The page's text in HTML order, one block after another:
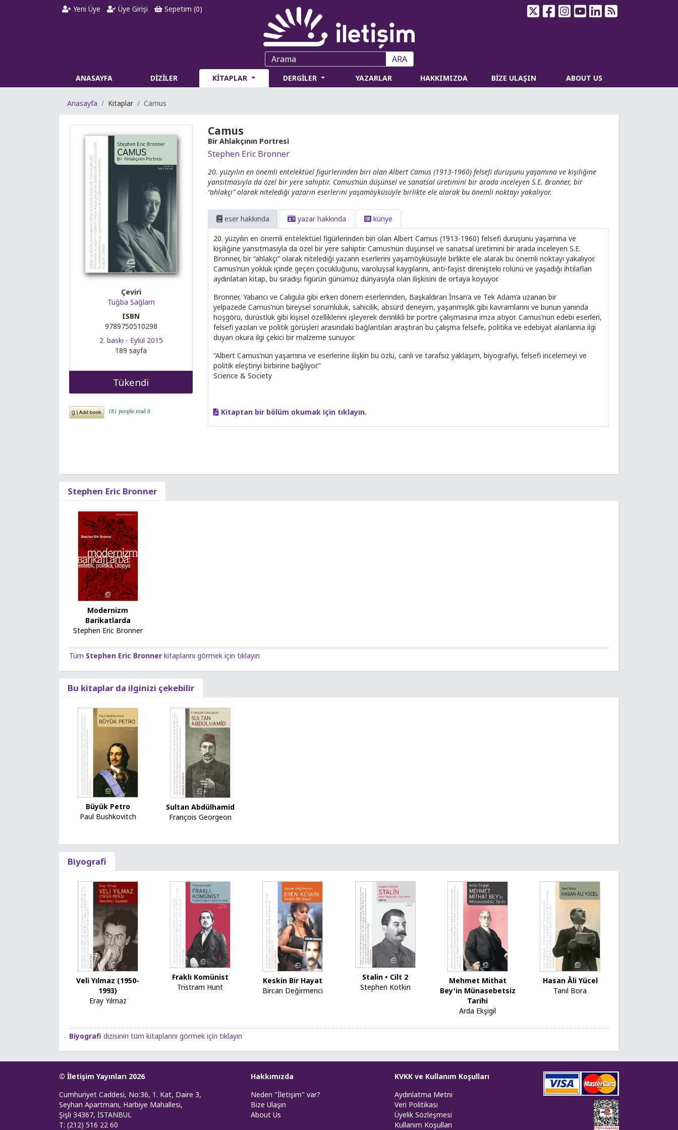
Yeni Üye Üye Girişi Sepetim (0)
ARA
ANASAYFA DİZİLER KİTAPLAR DERGİLER YAZARLAR HAKKIMIZDA BİZE ULAŞIN ABOUT US
Anasayfa Kitaplar Camus
Çeviri
Tuğba Sağlam
ISBN
9789750510298
2. baskı - Eylül 2015
189 sayfa
Tükendi
Camus
Bir Ahlakçının Portresi
Stephen Eric Bronner
20. yüzyılın en önemli entelektüel figürlerinden biri olan Albert Camus (1913-1960) felsefi duruşunu yaşamına ve kişiliğine
yansıtmasıyla da özel bir yere sahiptir. Camus’nün düşünsel ve sanatsal üretimini bir arada inceleyen S.E. Bronner, bir
“ahlakçı” olarak nitelediği yazarın eserlerini yaşamöyküsüyle birlikte ele alarak bu önemli noktayı yakalıyor.
eser hakkında yazar hakkında künye
20. yüzyılın en önemli entelektüel figürlerinden biri olan Albert Camus (1913-1960) felsefi duruşunu yaşamına ve
kişiliğine yansıtmasıyla da özel bir yere sahiptir. Camus’nün düşünsel ve sanatsal üretimini bir arada inceleyen S.E.
Bronner, bir “ahlakçı” olarak nitelediği yazarın eserlerini yaşamöyküsüyle birlikte ele alarak bu önemli noktayı yakalıyor.
Camus’nün yokluk içinde geçen çocukluğunu, varoluşsal kaygılarını, anti-faşist direnişteki rolünü ve yaşadığı ihtilafları
aydınlatan kitap, bu sıradışı figürün günümüz dünyasıyla olan ilişkisini de ortaya koyuyor.
Bronner, Yabancı ve Caligula gibi erken dönem eserlerinden, Başkaldıran İnsan’a ve Tek Adam’a uzanan bir
yelpazede Camus’nün bireysel sorumluluk, sahicilik, absürd deneyim, yaşanmışlık gibi kavramlarını ve bunun yanında
hoşgörü, dürüstlük gibi kişisel özelliklerini işleyerek derinlikli bir portre çalışmasına imza atıyor. Camus’nün edebi eserleri,
felsefi yazıları ve politik görüşleri arasındaki bağlantıları araştıran bu çalışma felsefe, politika ve edebiyat alanlarına ilgi
duyan okura ilgi çekici bir malzeme sunuyor.
“Albert Camus’nün yaşamına ve eserlerine ilişkin bu özlü, canlı ve tarafsız yaklaşım, biyografiyi, felsefi incelemeyi ve
politik eleştiriyi birbirine bağlıyor.”
Science & Society
Kitaptan bir bölüm okumak için tıklayın.
Stephen Eric Bronner
Modernizm
Barikatlarda
Stephen Eric Bronner
Tüm Stephen Eric Bronner kitaplarını görmek için tıklayın
Bu kitaplar da ilginizi çekebilir
Büyük Petro
Paul Bushkovitch
Sultan Abdülhamid
François Georgeon
Biyografi
Veli Yılmaz (1950-
1993)
Eray Yılmaz
Fraklı Komünist
Tristram Hunt
Keskin Bir Hayat
Bircan Değirmenci
Stalin • Cilt 2
Stephen Kotkin
Mehmet Mithat
Bey'in Münasebetsiz
Tarihi
Arda Ekşigil
Hasan Âli Yücel
Tanıl Bora
Biyografi dizisinin tüm kitaplarını görmek için tıklayın
© İletişim Yayınları 2026
Cumhuriyet Caddesi, No:36, 1. Kat, Daire 3,
Seyhan Apartmanı, Harbiye Mahallesi,
Şişli 34367, İSTANBUL
T: (212) 516 22 60
Hakkımızda
Neden "İletişim" var?
Bize Ulaşın
About Us
KVKK ve Kullanım Koşulları
Aydınlatma Metni
Veri Politikası
Üyelik Sözleşmesi
Kullanım Koşulları